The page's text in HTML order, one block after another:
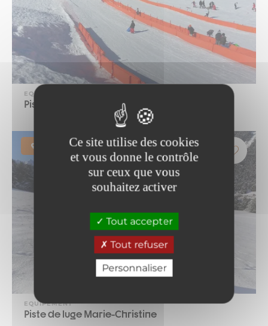
Ce site utilise des cookies
et vous donne le contrôle
sur ceux que vous
souhaitez activer
Tout accepter
Tout refuser
Personnaliser
EQUIPEMENT
Piste de luge du front de neige
EQUIPEMENT
Piste de luge Marie-Christine